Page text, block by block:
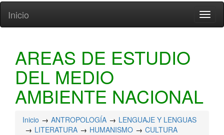
Inicio
AREAS DE ESTUDIO
DEL MEDIO
AMBIENTE NACIONAL
Inicio ANTROPOLOGÍA
LENGUAJE Y LENGUAS
LITERATURA
HUMANISMO
CULTURA